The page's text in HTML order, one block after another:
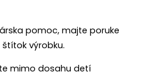
pomoc, majte poruke
výrobku.
mimo dosahu detí